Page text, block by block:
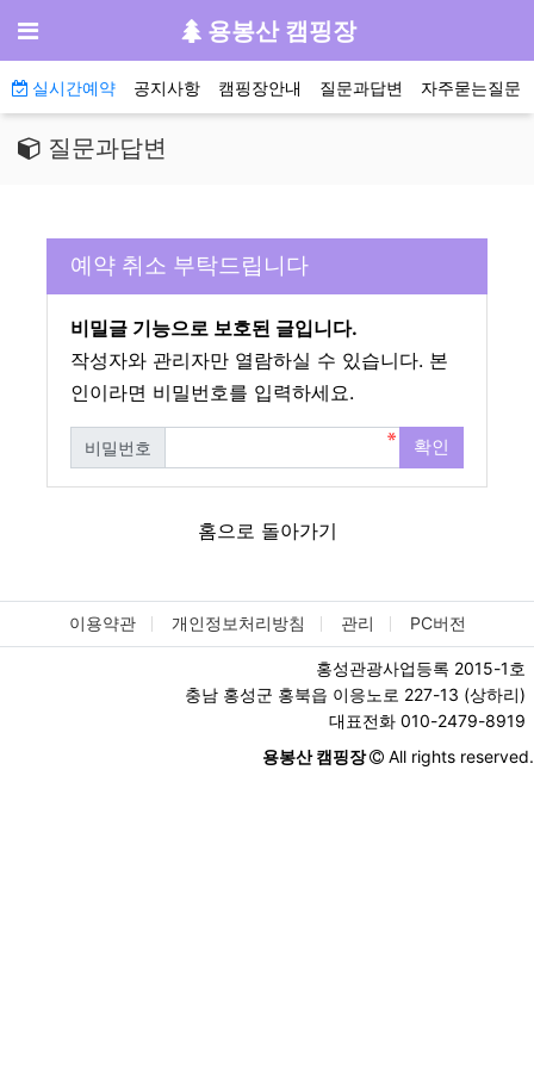
메뉴 용봉산 캠핑장
메인 메뉴
실시간예약 공지사항 캠핑장안내 질문과답변 자주묻는질문
질문과답변
예약 취소 부탁드립니다
비밀글 기능으로 보호된 글입니다.
작성자와 관리자만 열람하실 수 있습니다. 본
인이라면 비밀번호를 입력하세요.
비밀번호
필수 확인
홈으로 돌아가기
이용약관 개인정보처리방침 관리 PC버전
홍성관광사업등록 2015-1호
충남 홍성군 홍북읍 이응노로 227-13 (상하리)
대표전화 010-2479-8919
용봉산 캠핑장
All rights reserved.